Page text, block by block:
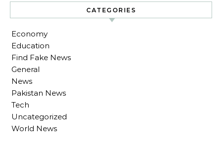
CATEGORIES
Economy
Education
Find Fake News
General
News
Pakistan News
Tech
Uncategorized
World News